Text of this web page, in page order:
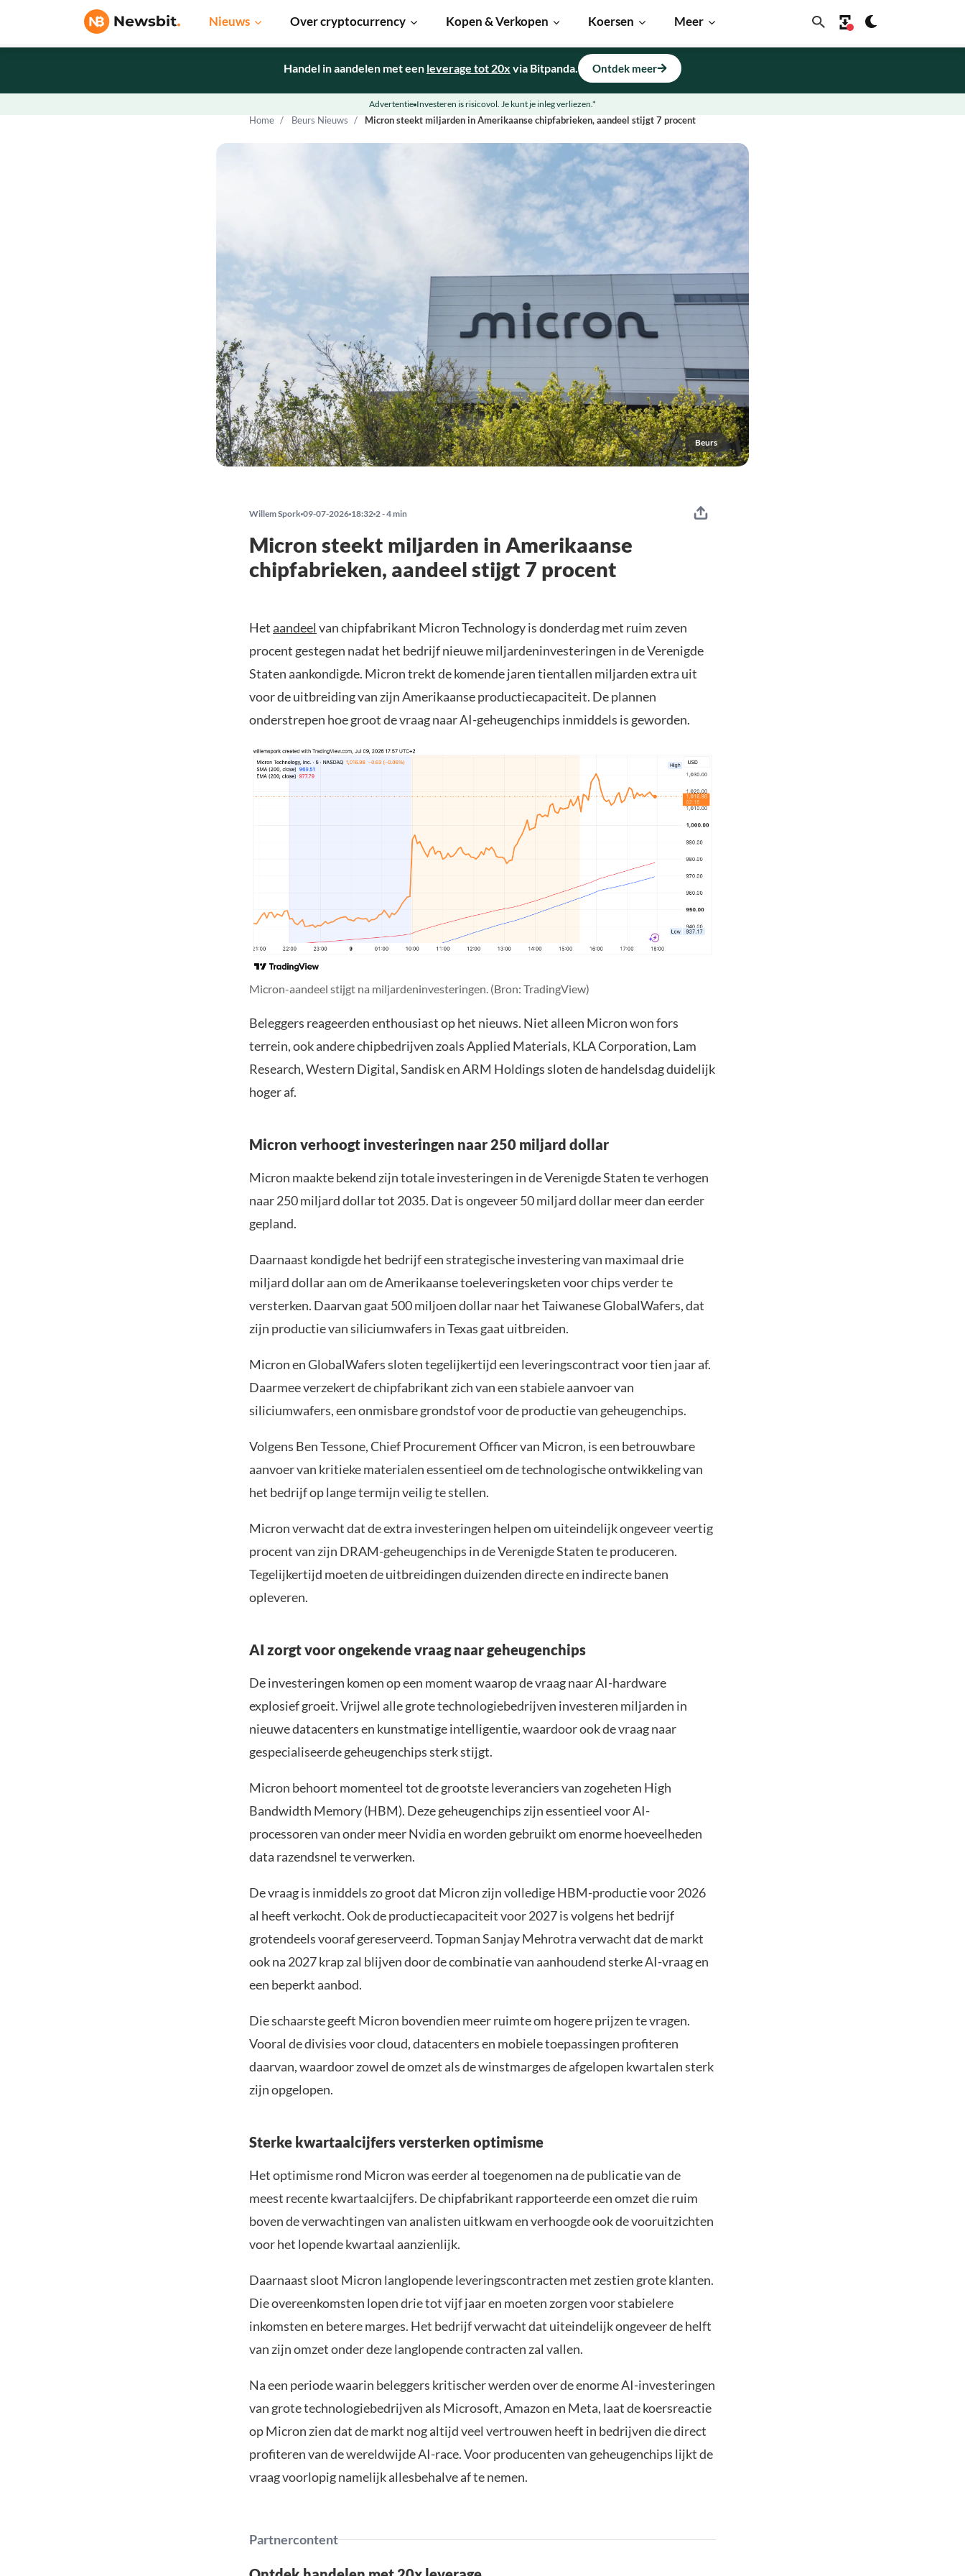
Nieuws Over cryptocurrency Kopen & Verkopen Koersen Meer
Home Beurs Nieuws Micron steekt miljarden in Amerikaanse chipfabrieken, aandeel stijgt 7 procent
Beurs
Handel in aandelen met een leverage tot 20x via Bitpanda. Ontdek meer
Advertentie Investeren is risicovol. Je kunt je inleg verliezen.*
Willem Spork 09-07-2026 18:32 2 - 4 min
Micron steekt miljarden in Amerikaanse
chipfabrieken, aandeel stijgt 7 procent
Hetaandeel van chipfabrikant Micron Technology is donderdag met ruim zeven
procent gestegen nadat het bedrijf nieuwe miljardeninvesteringen in de Verenigde
Staten aankondigde. Micron trekt de komende jaren tientallen miljarden extra uit
voor de uitbreiding van zijn Amerikaanse productiecapaciteit. De plannen
onderstrepen hoe groot de vraag naar AI-geheugenchips inmiddels is geworden.
Micron-aandeel stijgt na miljardeninvesteringen. (Bron: TradingView)
Beleggers reageerden enthousiast op het nieuws. Niet alleen Micron won fors
terrein, ook andere chipbedrijven zoals Applied Materials, KLA Corporation, Lam
Research, Western Digital, Sandisk en ARM Holdings sloten de handelsdag duidelijk
hoger af.
Micron verhoogt investeringen naar 250 miljard dollar
Micron maakte bekend zijn totale investeringen in de Verenigde Staten te verhogen
naar 250 miljard dollar tot 2035. Dat is ongeveer 50 miljard dollar meer dan eerder
gepland.
Daarnaast kondigde het bedrijf een strategische investering van maximaal drie
miljard dollar aan om de Amerikaanse toeleveringsketen voor chips verder te
versterken. Daarvan gaat 500 miljoen dollar naar het Taiwanese GlobalWafers, dat
zijn productie van siliciumwafers in Texas gaat uitbreiden.
Micron en GlobalWafers sloten tegelijkertijd een leveringscontract voor tien jaar af.
Daarmee verzekert de chipfabrikant zich van een stabiele aanvoer van
siliciumwafers, een onmisbare grondstof voor de productie van geheugenchips.
Volgens Ben Tessone, Chief Procurement Officer van Micron, is een betrouwbare
aanvoer van kritieke materialen essentieel om de technologische ontwikkeling van
het bedrijf op lange termijn veilig te stellen.
Micron verwacht dat de extra investeringen helpen om uiteindelijk ongeveer veertig
procent van zijn DRAM-geheugenchips in de Verenigde Staten te produceren.
Tegelijkertijd moeten de uitbreidingen duizenden directe en indirecte banen
opleveren.
AI zorgt voor ongekende vraag naar geheugenchips
De investeringen komen op een moment waarop de vraag naar AI-hardware
explosief groeit. Vrijwel alle grote technologiebedrijven investeren miljarden in
nieuwe datacenters en kunstmatige intelligentie, waardoor ook de vraag naar
gespecialiseerde geheugenchips sterk stijgt.
Micron behoort momenteel tot de grootste leveranciers van zogeheten High
Bandwidth Memory (HBM). Deze geheugenchips zijn essentieel voor AI-
processoren van onder meer Nvidia en worden gebruikt om enorme hoeveelheden
data razendsnel te verwerken.
De vraag is inmiddels zo groot dat Micron zijn volledige HBM-productie voor 2026
al heeft verkocht. Ook de productiecapaciteit voor 2027 is volgens het bedrijf
grotendeels vooraf gereserveerd. Topman Sanjay Mehrotra verwacht dat de markt
ook na 2027 krap zal blijven door de combinatie van aanhoudend sterke AI-vraag en
een beperkt aanbod.
Die schaarste geeft Micron bovendien meer ruimte om hogere prijzen te vragen.
Vooral de divisies voor cloud, datacenters en mobiele toepassingen profiteren
daarvan, waardoor zowel de omzet als de winstmarges de afgelopen kwartalen sterk
zijn opgelopen.
Sterke kwartaalcijfers versterken optimisme
Het optimisme rond Micron was eerder al toegenomen na de publicatie van de
meest recente kwartaalcijfers. De chipfabrikant rapporteerde een omzet die ruim
boven de verwachtingen van analisten uitkwam en verhoogde ook de vooruitzichten
voor het lopende kwartaal aanzienlijk.
Daarnaast sloot Micron langlopende leveringscontracten met zestien grote klanten.
Die overeenkomsten lopen drie tot vijf jaar en moeten zorgen voor stabielere
inkomsten en betere marges. Het bedrijf verwacht dat uiteindelijk ongeveer de helft
van zijn omzet onder deze langlopende contracten zal vallen.
Na een periode waarin beleggers kritischer werden over de enorme AI-investeringen
van grote technologiebedrijven als Microsoft, Amazon en Meta, laat de koersreactie
op Micron zien dat de markt nog altijd veel vertrouwen heeft in bedrijven die direct
profiteren van de wereldwijde AI-race. Voor producenten van geheugenchips lijkt de
vraag voorlopig namelijk allesbehalve af te nemen.
Partnercontent